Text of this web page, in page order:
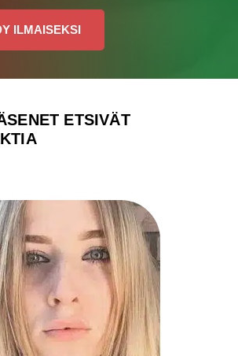
ILMAISEKSI
ETSIVÄT